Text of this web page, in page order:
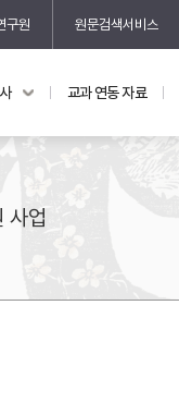
구원 원문검색서비스
도록
규장각 소장품 해설
교과 연동 자료
사업